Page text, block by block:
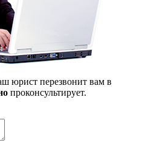
юрист перезвонит вам в
проконсультирует.